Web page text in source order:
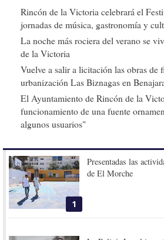
Rincón de la Victoria celebrará el
jornadas de música, gastronomía y
La noche más rociera del verano se
de la Victoria
Vuelve a salir a licitación las obras de
urbanización Las Biznagas en
El Ayuntamiento de Rincón de la
funcionamiento de una fuente
algunos usuarios"
1
Presentadas las
de El Morche